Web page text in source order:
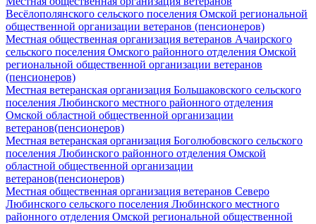
Весёлополянского сельского поселения Омской региональной
общественной организации ветеранов (пенсионеров)
Местная общественная организация ветеранов Ачаирского
сельского поселения Омского районного отделения Омской
региональной общественной организации ветеранов
(пенсионеров)
Местная ветеранская организация Большаковского сельского
поселения Любинского местного районного отделения
Омской областной общественной организации
ветеранов(пенсионеров)
Местная ветеранская организация Боголюбовского сельского
поселения Любинского районного отделения Омской
областной общественной организации
ветеранов(пенсионеров)
Местная общественная организация ветеранов Северо
Любинского сельского поселения Любинского местного
районного отделения Омской региональной общественной